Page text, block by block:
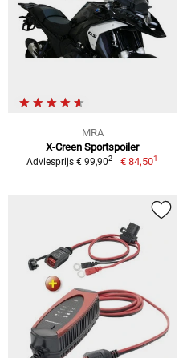
MRA
X-Creen Sportspoiler
Adviesprijs € 99,902 € 84,501